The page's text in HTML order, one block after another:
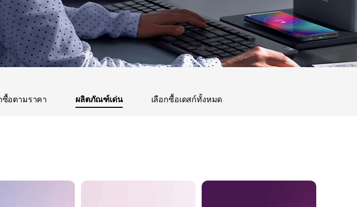
ซื้อตามราคา ผลิตภัณฑ์เด่น เลือกซื้อเดสก์ทั้งหมด